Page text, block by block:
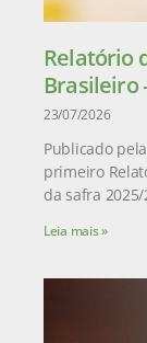
Relatório
Brasileiro
23/07/2026
Publicado
primeiro
da safra
Leia mais »